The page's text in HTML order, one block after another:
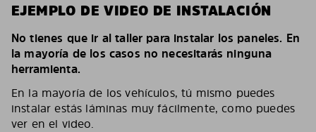
EJEMPLO DE VIDEO DE INSTALACIÓN
No tienes que ir al taller para instalar los paneles. En
la mayoría de los casos no necesitarás ninguna
herramienta.
En la mayoría de los vehículos, tú mismo puedes
instalar estás láminas muy fácilmente, como puedes
ver en el video.